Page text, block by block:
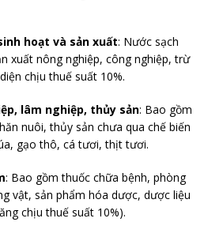
hoạt và sản xuất: Nước sạch
xuất nông nghiệp, công nghiệp, trừ
chịu thuế suất 10%.
lâm nghiệp, thủy sản: Bao gồm
nuôi, thủy sản chưa qua chế biến
gạo thô, cá tươi, thịt tươi.
: Bao gồm thuốc chữa bệnh, phòng
vật, sản phẩm hóa dược, dược liệu
chịu thuế suất 10%).